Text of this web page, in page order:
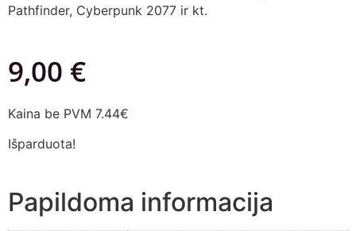
Pathfinder, Cyberpunk 2077 ir kt.
9,00 €
Kaina be PVM 7.44€
Išparduota!
Papildoma informacija